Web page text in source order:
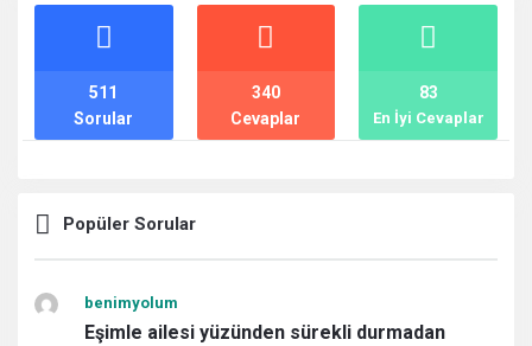
İstatistikler
Sorular
511
Cevaplar
340
En İyi Cevaplar
83
Popüler Sorular
benimyolum
Eşimle ailesi yüzünden sürekli durmadan